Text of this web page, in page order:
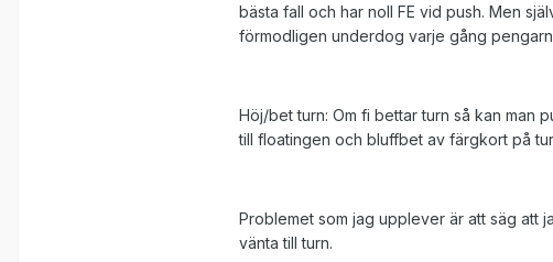
bästa fall och har noll FE vid push. Men
förmodligen underdog varje gång
Höj/bet turn: Om fi bettar turn så kan man
till floatingen och bluffbet av färgkort på
Problemet som jag upplever är att säg att
vänta till turn.